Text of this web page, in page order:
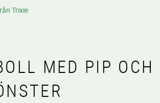
Trixie
MED PIP OCH